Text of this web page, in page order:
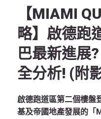
【MIAMI
略】啟德跑
巴最新進展
全分析! (附
啟德跑道區第二個樓盤
基及帝國地產發展的「